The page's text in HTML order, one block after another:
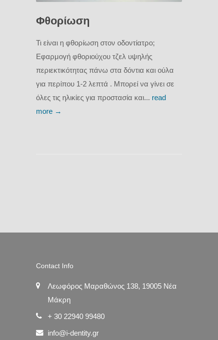
Φθορίωση
Τι είναι η φθορίωση στον οδοντίατρο;
Εφαρμογή φθοριούχου τζελ υψηλής
περιεκτικότητας πάνω στα δόντια και ούλα
για περίπου 1-2 λεπτά . Μπορεί να γίνει σε
όλες τις ηλικίες για προστασία και... read
more →
Contact Info
Λεωφόρος Μαραθώνος 138, 19005 Νέα
Μάκρη
+ 30 22940 99480
info@i-dentity.gr